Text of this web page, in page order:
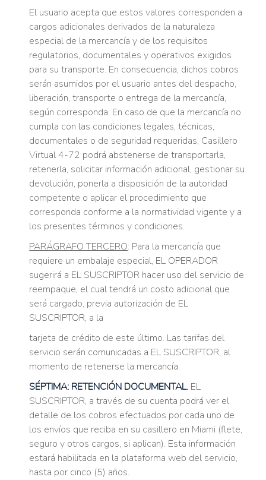
El usuario acepta que estos valores corresponden a
cargos adicionales derivados de la naturaleza
especial de la mercancía y de los requisitos
regulatorios, documentales y operativos exigidos
para su transporte. En consecuencia, dichos cobros
serán asumidos por el usuario antes del despacho,
liberación, transporte o entrega de la mercancía,
según corresponda. En caso de que la mercancía no
cumpla con las condiciones legales, técnicas,
documentales o de seguridad requeridas, Casillero
Virtual 4-72 podrá abstenerse de transportarla,
retenerla, solicitar información adicional, gestionar su
devolución, ponerla a disposición de la autoridad
competente o aplicar el procedimiento que
corresponda conforme a la normatividad vigente y a
los presentes términos y condiciones.
PARÁGRAFO TERCERO: Para la mercancía que
requiere un embalaje especial, EL OPERADOR
sugerirá a EL SUSCRIPTOR hacer uso del servicio de
reempaque, el cual tendrá un costo adicional que
será cargado, previa autorización de EL
SUSCRIPTOR, a la
tarjeta de crédito de este último. Las tarifas del
servicio serán comunicadas a EL SUSCRIPTOR, al
momento de retenerse la mercancía.
SÉPTIMA: RETENCIÓN DOCUMENTAL. EL
SUSCRIPTOR, a través de su cuenta podrá ver el
detalle de los cobros efectuados por cada uno de
los envíos que reciba en su casillero en Miami (flete,
seguro y otros cargos, si aplican). Esta información
estará habilitada en la plataforma web del servicio,
hasta por cinco (5) años.